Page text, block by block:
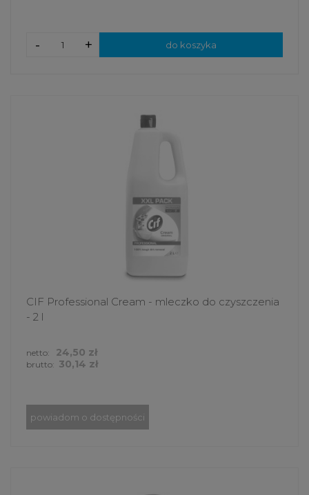
+
- do koszyka
CIF Professional Cream - mleczko do czyszczenia
- 2 l
brutto: 30,14 zł
netto: 24,50 zł
powiadom o dostępności